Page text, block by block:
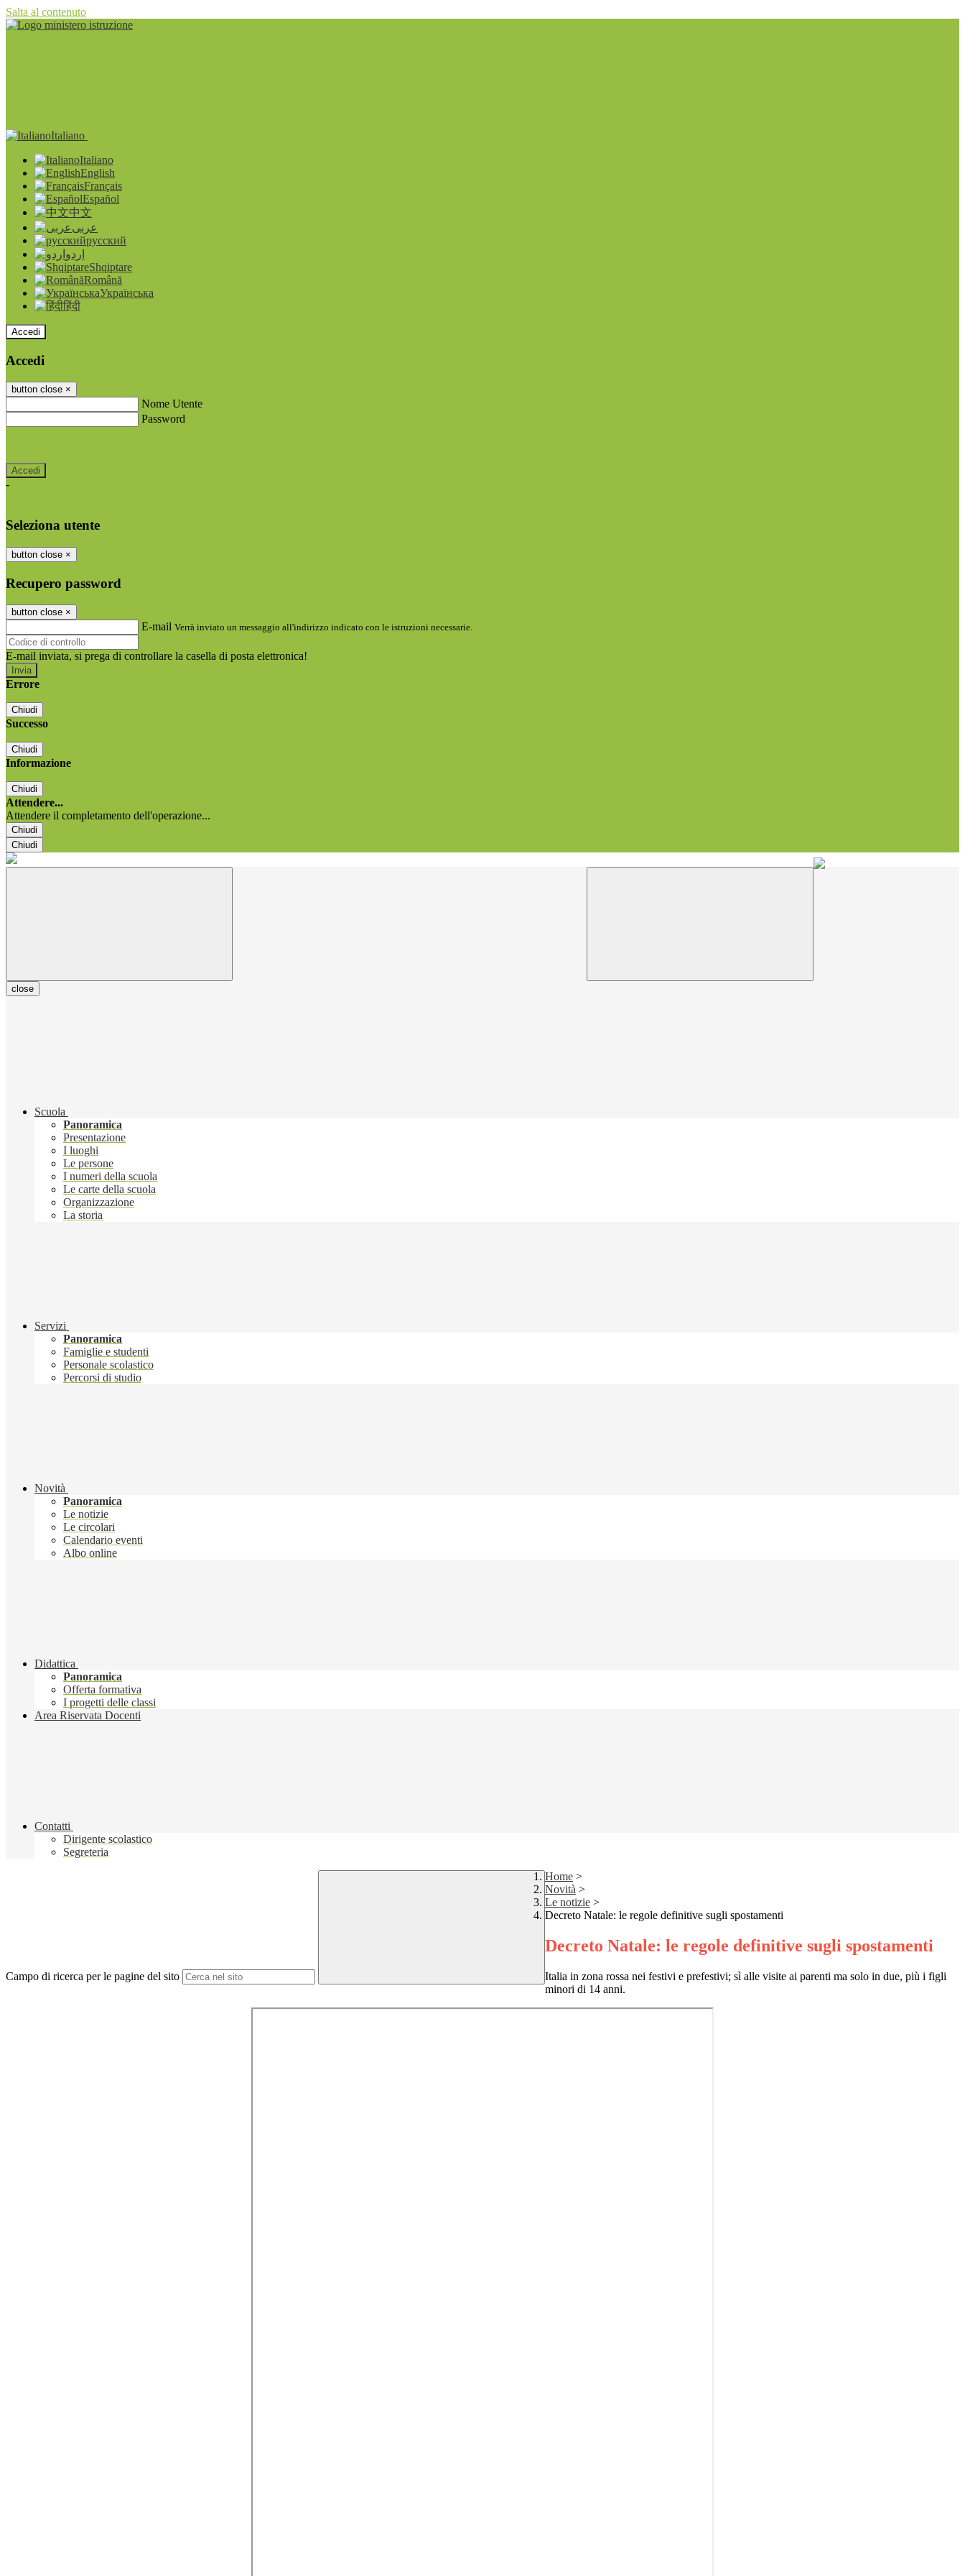
Salta al contenuto
Italiano
Italiano
English
Français
Español
中文
عربى
русский
اردو
Shqiptare
Română
Українська
हिंदी
Accedi
Accedi
button close ×
Nome Utente
Password
-
Seleziona utente
button close ×
Recupero password
button close ×
E-mail Verrà inviato un messaggio all'indirizzo indicato con le istruzioni necessarie.
E-mail inviata, si prega di controllare la casella di posta elettronica!
Errore
Chiudi
Successo
Chiudi
Informazione
Chiudi
Attendere...
Attendere il completamento dell'operazione...
Chiudi
Chiudi
close
Scuola
Panoramica
Presentazione
I luoghi
Le persone
I numeri della scuola
Le carte della scuola
Organizzazione
La storia
Servizi
Panoramica
Famiglie e studenti
Personale scolastico
Percorsi di studio
Novità
Panoramica
Le notizie
Le circolari
Calendario eventi
Albo online
Didattica
Panoramica
Offerta formativa
I progetti delle classi
Area Riservata Docenti
Contatti
Dirigente scolastico
Segreteria
Campo di ricerca per le pagine del sito
Home >
Novità >
Le notizie >
Decreto Natale: le regole definitive sugli spostamenti
Decreto Natale: le regole definitive sugli spostamenti
Italia in zona rossa nei festivi e prefestivi; sì alle visite ai parenti ma solo in due, più i figli
minori di 14 anni.